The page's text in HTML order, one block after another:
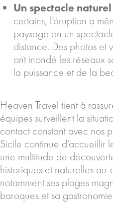
Un spectacle
certains, l’éruption a
paysage en un
distance. Des photos et
ont inondé les réseaux
la puissance et de la
Heaven Travel tient à
équipes surveillent la
contact constant avec nos
Sicile continue d’accueillir
une multitude de
historiques et naturelles au-
notamment ses plages
baroques et sa